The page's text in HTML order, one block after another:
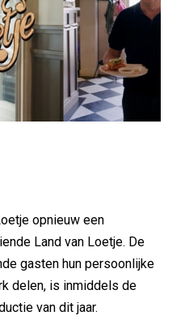
opnieuw een
Land van Loetje. De
gasten hun persoonlijke
delen, is inmiddels de
van dit jaar.